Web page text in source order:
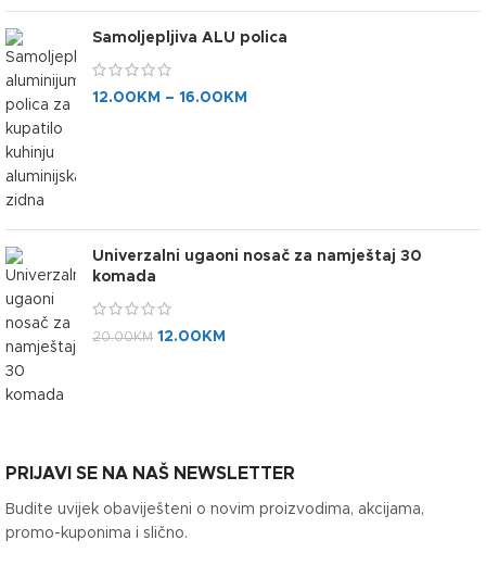
Samoljepljiva ALU polica
12.00 KM – 16.00 KM
Univerzalni ugaoni nosač za namještaj 30
komada
20.00KM 12.00 KM
PRIJAVI SE NA NAŠ NEWSLETTER
Budite uvijek obaviješteni o novim proizvodima, akcijama,
promo-kuponima i slično.